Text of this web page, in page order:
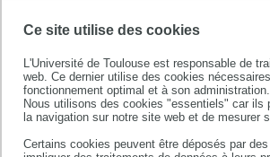
Ce site utilise des cookies
L'Université de Toulouse est responsable de
web. Ce dernier utilise des cookies
fonctionnement optimal et à son administration.
Nous utilisons des cookies "essentiels" car ils
la navigation sur notre site web et de mesurer
Certains cookies peuvent être déposés par
Université de Toulouse
118 route de Narbonne